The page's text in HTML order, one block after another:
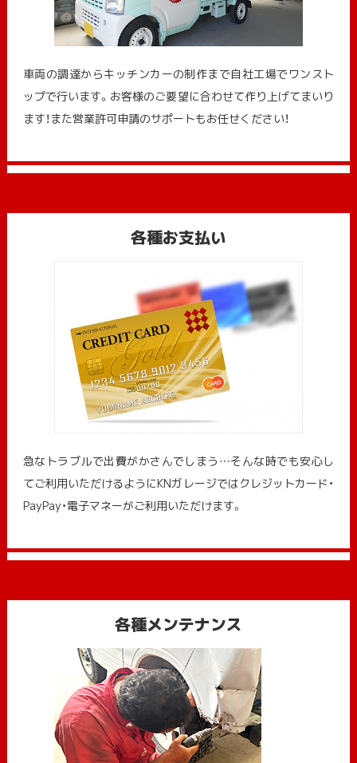
車両の調達からキッチンカーの制作まで自社工場でワンスト
ップで行います。お客様のご要望に合わせて作り上げてまいり
ます！また営業許可申請のサポートもお任せください！
各種お支払い
急なトラブルで出費がかさんでしまう…そんな時でも安心し
てご利用いただけるようにKNガレージではクレジットカード・
PayPay・電子マネーがご利用いただけます。
各種メンテナンス